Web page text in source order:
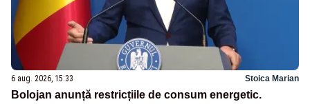
6 aug. 2026, 15:33 Stoica Marian
Bolojan anunță restricțiile de consum energetic.